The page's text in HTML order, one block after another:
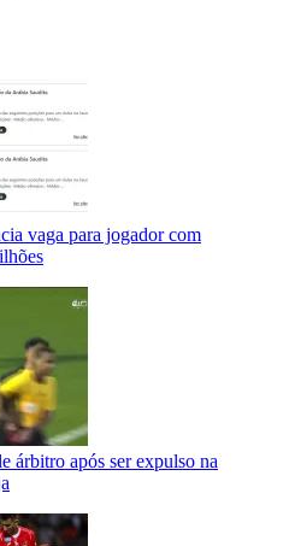
vaga para jogador com
árbitro após ser expulso na